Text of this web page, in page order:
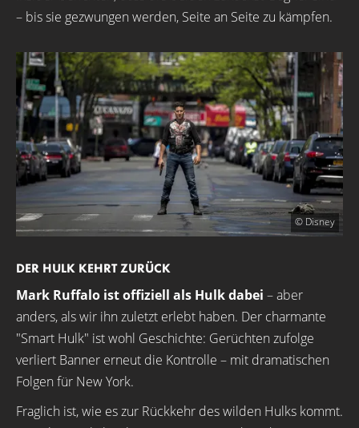
– bis sie gezwungen werden, Seite an Seite zu kämpfen.
© Disney
DER HULK KEHRT ZURÜCK
Mark Ruffalo ist offiziell als Hulk dabei – aber
anders, als wir ihn zuletzt erlebt haben. Der charmante
"Smart Hulk" ist wohl Geschichte: Gerüchten zufolge
verliert Banner erneut die Kontrolle – mit dramatischen
Folgen für New York.
Fraglich ist, wie es zur Rückkehr des wilden Hulks kommt.